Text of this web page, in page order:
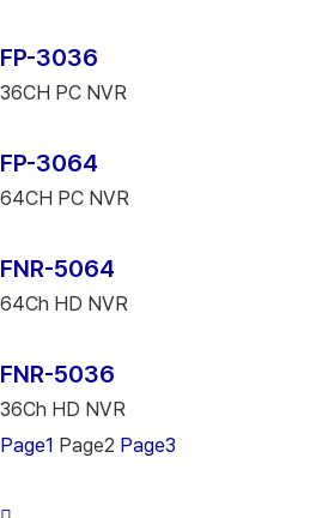
FP-3036
36CH PC NVR
FP-3064
64CH PC NVR
FNR-5064
64Ch HD NVR
FNR-5036
36Ch HD NVR
Page1 Page2 Page3